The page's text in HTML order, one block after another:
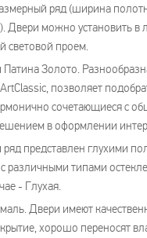
ряд (ширина
Двери можно установить в
световой проем.
Золото.
позволяет
сочетающиеся с
в оформлении
представлен глухими
различными типами
- Глухая.
Двери имеют
хорошо переносят